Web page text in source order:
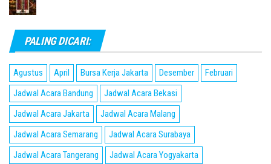
PALING DICARI:
Agustus April Bursa Kerja Jakarta Desember
Februari
Jadwal Acara Bandung
Jadwal Acara Bekasi
Jadwal Acara Jakarta
Jadwal Acara Malang
Jadwal Acara Semarang
Jadwal Acara Surabaya
Jadwal Acara Tangerang
Jadwal Acara Yogyakarta